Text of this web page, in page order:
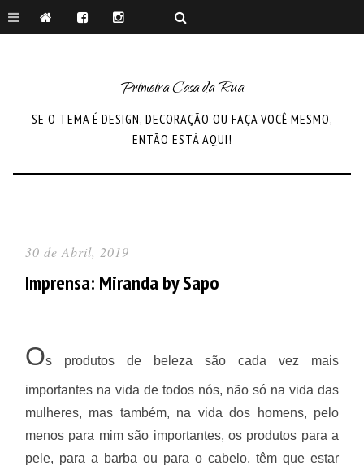
Primeira Casa da Rua
SE O TEMA É DESIGN, DECORAÇÃO OU FAÇA VOCÊ MESMO,
ENTÃO ESTÁ AQUI!
30 de Abril, 2019
Imprensa: Miranda by Sapo
Os produtos de beleza são cada vez mais
importantes na vida de todos nós, não só na vida das
mulheres, mas também, na vida dos homens, pelo
menos para mim são importantes, os produtos para a
pele, para a barba ou para o cabelo, têm que estar